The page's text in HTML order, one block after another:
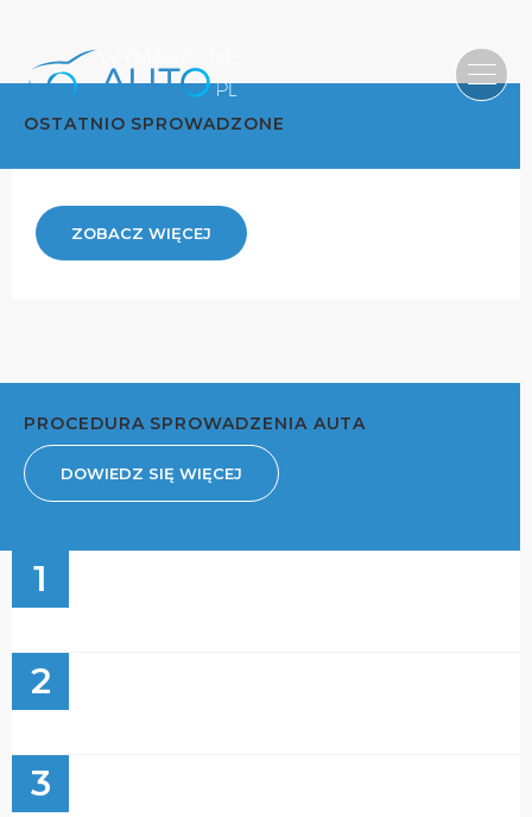
OSTATNIO SPROWADZONE
ZOBACZ WIĘCEJ
PROCEDURA SPROWADZENIA AUTA
DOWIEDZ SIĘ WIĘCEJ
1
2
3